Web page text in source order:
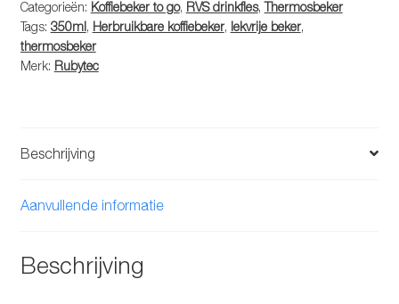
aantal
Categorieën: Koffiebeker to go, RVS drinkfles,Thermosbeker
Tags: 350ml, Herbruikbare koffiebeker, lekvrije beker,
thermosbeker
Merk: Rubytec
Beschrijving
Aanvullende informatie
Beschrijving